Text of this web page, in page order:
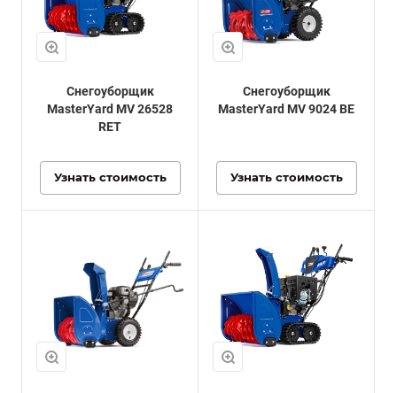
Снегоуборщик
MasterYard MV 26528
RET
Узнать стоимость
Снегоуборщик
MasterYard MV 9024 BE
Узнать стоимость